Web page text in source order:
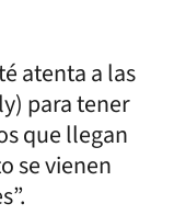
atenta a las
para tener
que llegan
se vienen